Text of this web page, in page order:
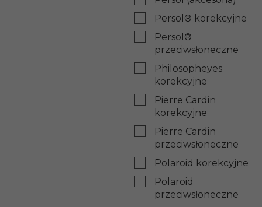
Persol® korekcyjne
Persol®
przeciwsłoneczne
Philosopheyes
korekcyjne
Pierre Cardin
korekcyjne
Pierre Cardin
przeciwsłoneczne
Polaroid korekcyjne
Polaroid
przeciwsłoneczne